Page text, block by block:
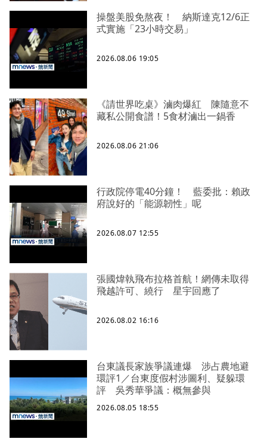
操盤美股免熬夜！ 納斯達克12/6正
式實施「23小時交易」
2026.08.06 19:05
《請世界吃桌》滷肉爆紅 陳隨意不
藏私公開食譜！5食材滷出一鍋香
2026.08.06 21:06
行政院停電40分鐘！ 藍委批：賴政
府說好的「能源韌性」呢
2026.08.07 12:55
張國煒執飛布拉格首航！網傳未取得
飛越許可、繞行 星宇回應了
2026.08.02 16:16
台東議長家族爭議連爆 涉占農地避
環評1／台東度假村涉圖利、疑躲環
評 吳秀華爭議：概無參與
2026.08.05 18:55